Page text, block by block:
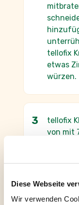
Diese Webseite
Wir verwenden
tellofix
etwas
würzen.
tellofix
von mit